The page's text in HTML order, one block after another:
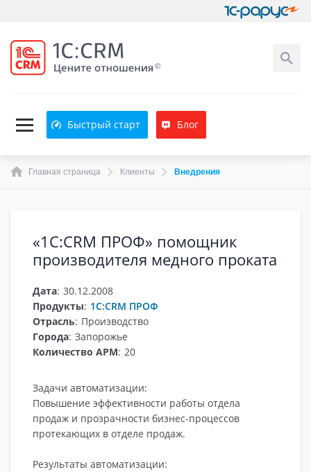
Быстрый старт Блог
Главная страница Клиенты Внедрения
«1C:CRM ПРОФ» помощник
производителя медного проката
Дата: 30.12.2008
Продукты: 1С:CRM ПРОФ
Отрасль: Производство
Города: Запорожье
Количество АРМ: 20
Задачи автоматизации:
Повышение эффективности работы отдела
продаж и прозрачности бизнес-процессов
протекающих в отделе продаж.
Результаты автоматизации: